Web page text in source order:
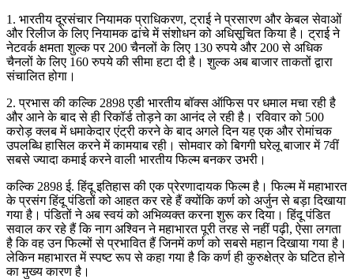
1. भारतीय दूरसंचार नियामक प्राधिकरण, ट्राई ने प्रसारण और केबल सेवाओं
और रिलीज के लिए नियामक ढांचे में संशोधन को अधिसूचित किया है। ट्राई ने
नेटवर्क क्षमता शुल्क पर 200 चैनलों के लिए 130 रुपये और 200 से अधिक
चैनलों के लिए 160 रुपये की सीमा हटा दी है। शुल्क अब बाजार ताकतों द्वारा
संचालित होगा।
2. प्रभास की कल्कि 2898 एडी भारतीय बॉक्स ऑफिस पर धमाल मचा रही है
और आने के बाद से ही रिकॉर्ड तोड़ने का आनंद ले रही है। रविवार को 500
करोड़ क्लब में धमाकेदार एंट्री करने के बाद अगले दिन यह एक और रोमांचक
उपलब्धि हासिल करने में कामयाब रही। सोमवार को बिगगी घरेलू बाजार में 7वीं
सबसे ज्यादा कमाई करने वाली भारतीय फिल्म बनकर उभरी।
कल्कि 2898 ई. हिंदू इतिहास की एक प्रेरणादायक फिल्म है। फिल्म में महाभारत
के प्रसंग हिंदू पंडितों को आहत कर रहे हैं क्योंकि कर्ण को अर्जुन से बड़ा दिखाया
गया है। पंडितों ने अब स्वयं को अभिव्यक्त करना शुरू कर दिया। हिंदू पंडित
सवाल कर रहे हैं कि नाग अश्विन ने महाभारत पूरी तरह से नहीं पढ़ी, ऐसा लगता
है कि वह उन फिल्मों से प्रभावित हैं जिनमें कर्ण को सबसे महान दिखाया गया है।
लेकिन महाभारत में स्पष्ट रूप से कहा गया है कि कर्ण ही कुरुक्षेत्र के घटित होने
का मुख्य कारण है।